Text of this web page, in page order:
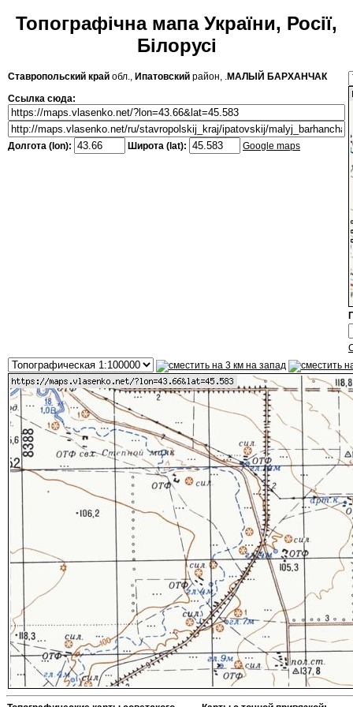
Топографічна мапа України, Росії,
Білорусі
Ставропольский край обл., Ипатовский район, .МАЛЫЙ БАРХАНЧАК
Ссылка сюда:
Долгота (lon): Широта (lat): Google maps